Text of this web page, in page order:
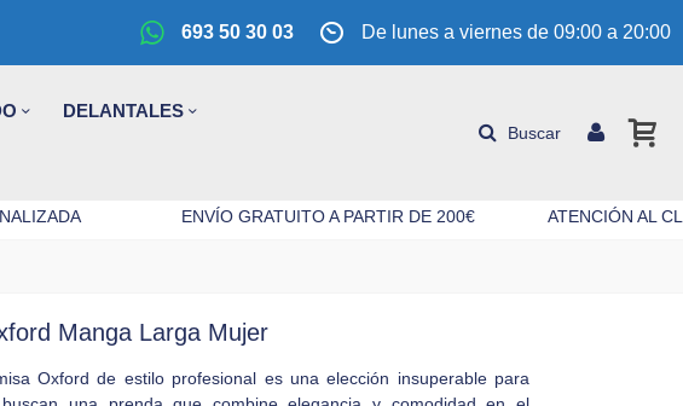
693 50 30 03 De lunes a viernes de 09:00 a 20:00
DELANTALES
Buscar
ENVÍO GRATUITO A PARTIR DE 200€ ATENCIÓN AL
Manga Larga Mujer
Oxford de estilo profesional es una elección insuperable para